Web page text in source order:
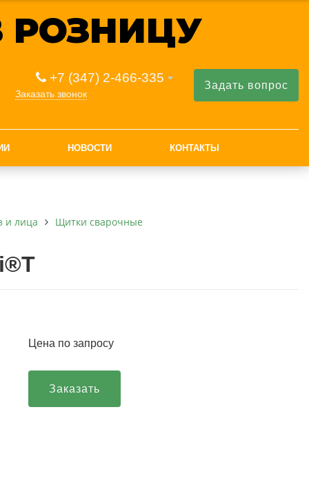
+7 (347) 2-466-335
Заказать звонок
Задать вопрос
НОВОСТИ КОНТАКТЫ
и лица
Щитки сварочные
Цена по запросу
Заказать